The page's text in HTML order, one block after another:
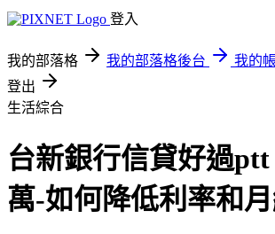
登入
我的部落格 我的部落格後台
我的
登出
生活綜合
台新銀行信貸好過ptt
萬-如何降低利率和